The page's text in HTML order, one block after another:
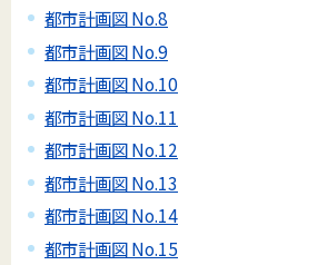
都市計画図 No.8
都市計画図 No.9
都市計画図 No.10
都市計画図 No.11
都市計画図 No.12
都市計画図 No.13
都市計画図 No.14
都市計画図 No.15